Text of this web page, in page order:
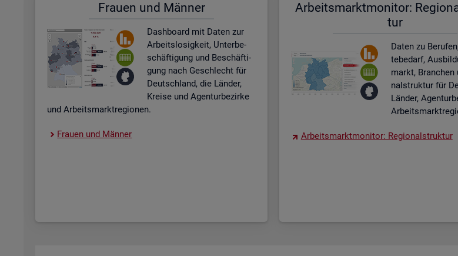
Frau­en und Män­ner
Dash­board mit Daten zur
Ar­beits­lo­sig­keit, Un­ter­be­
schäf­ti­gung und Be­schäf­ti­
gung nach Ge­schlecht für
Deutsch­land, die Län­der,
Krei­se und Agen­tur­be­zir­ke
und Ar­beits­markt­re­gio­nen.
Frau­en und Män­ner
Ar­beits­markt­mo­ni­tor:
tur
Daten zu
te­be­darf,
markt,
nal­struk­tur für
Län­der,
Ar­beits­markt­mo­ni­tor: Re­gio­nal­struk­tur